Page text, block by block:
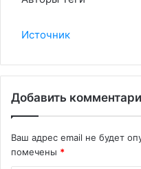
Источник
Добавить
Ваш адрес email не будет
помечены *